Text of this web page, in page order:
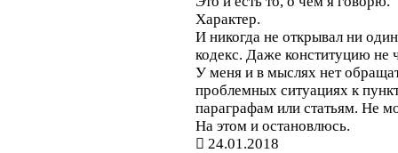
Характер.
И никогда не открывал ни один
кодекс. Даже конституцию не
У меня и в мыслях нет
проблемных ситуациях к
параграфам или статьям. Не
На этом и остановлюсь.
24.01.2018